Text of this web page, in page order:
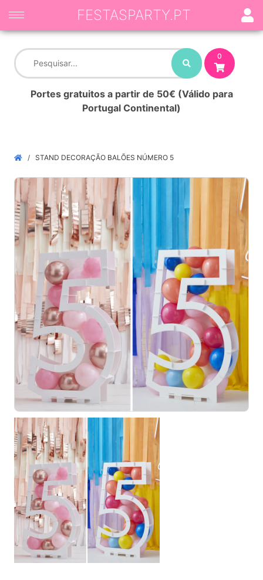
0
Portes gratuitos a partir de 50€ (Válido para
Portugal Continental)
FESTASPARTY.PT
STAND DECORAÇÃO BALÕES NÚMERO 5